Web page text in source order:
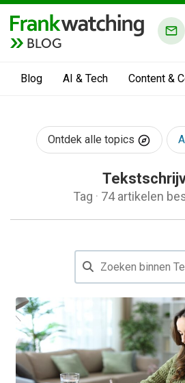
BLOG
Blog AI & Tech Content &
Ontdek alle topics
Tag · 74 artikelen